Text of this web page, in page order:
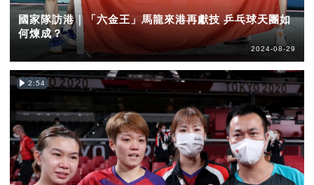
國家隊訪港｜「六金王」馬龍來港再獻技 乒乓球天團如
何煉成？
2024-08-29
2:54